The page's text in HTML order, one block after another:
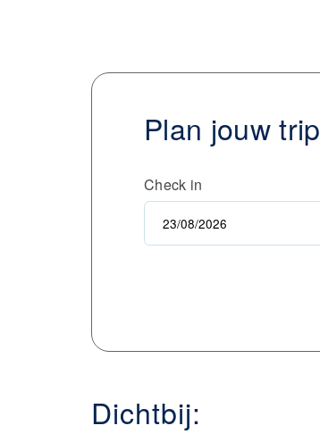
Plan jouw trip
Check in
Dichtbij: